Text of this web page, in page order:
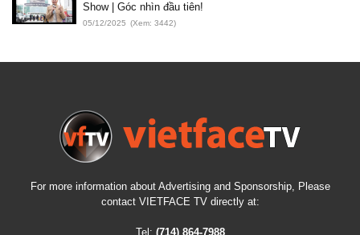
Show | Góc nhìn đầu tiên!
05/12/2025 (Xem: 3442)
For more information about Advertising and Sponsorship, Please
contact VIETFACE TV directly at:
Tel: (714) 864-7988